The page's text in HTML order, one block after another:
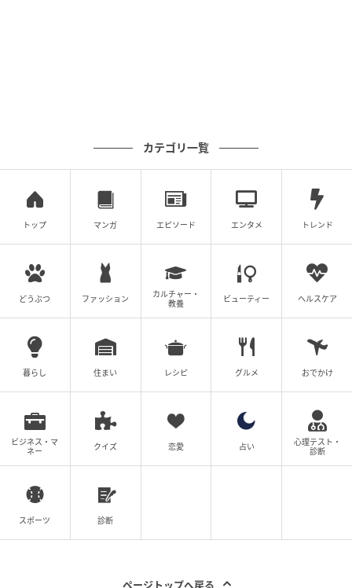
エキサイトニュース
ここまでしてもまだ証拠がないから大丈夫だとタカを
カテゴリ一覧
トップ マンガ エピソード エンタメ トレンド
どうぶつ ファッション
カルチャー・
教養
ビューティー ヘルスケア
暮らし 住まい レシピ グルメ おでかけ
ビジネス・マ
ネー
クイズ 恋愛 占い
心理テスト・
診断
スポーツ 診断
ページトップへ戻る